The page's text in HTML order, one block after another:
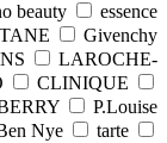
beauty
essence
Givenchy
LAROCHE-
CLINIQUE
P.Louise
Nye
tarte